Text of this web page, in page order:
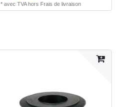
* avec TVAhors Frais de livraison